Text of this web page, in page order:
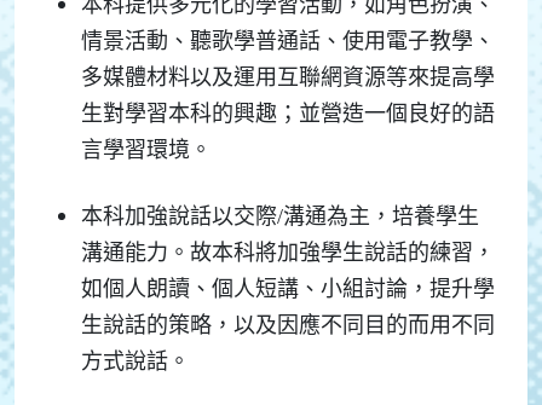
本科提供多元化的學習活動，如角色扮演、
情景活動、聽歌學普通話、使用電子教學、
多媒體材料以及運用互聯網資源等來提高學
生對學習本科的興趣；並營造一個良好的語
言學習環境。
本科加強說話以交際/溝通為主，培養學生
溝通能力。故本科將加強學生說話的練習，
如個人朗讀、個人短講、小組討論，提升學
生說話的策略，以及因應不同目的而用不同
方式說話。